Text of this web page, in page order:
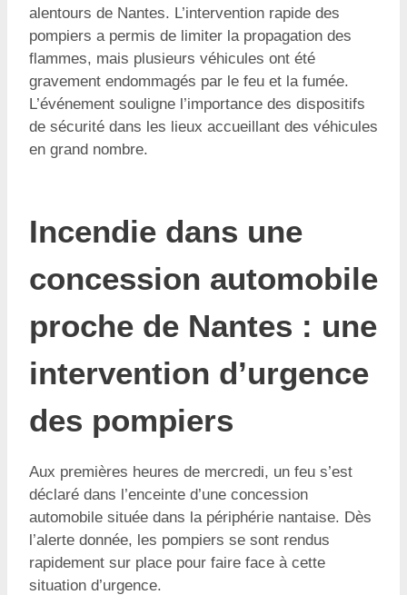
alentours de Nantes. L’intervention rapide des
pompiers a permis de limiter la propagation des
flammes, mais plusieurs véhicules ont été
gravement endommagés par le feu et la fumée.
L’événement souligne l’importance des dispositifs
de sécurité dans les lieux accueillant des véhicules
en grand nombre.
Incendie dans une
concession automobile
proche de Nantes : une
intervention d’urgence
des pompiers
Aux premières heures de mercredi, un feu s’est
déclaré dans l’enceinte d’une concession
automobile située dans la périphérie nantaise. Dès
l’alerte donnée, les pompiers se sont rendus
rapidement sur place pour faire face à cette
situation d’urgence.